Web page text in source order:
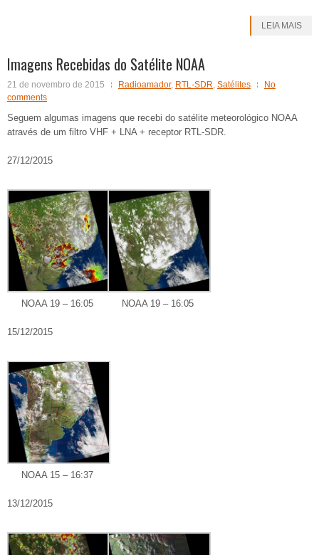
LEIA MAIS
Imagens Recebidas do Satélite NOAA
21 de novembro de 2015 Radioamador, RTL-SDR, Satélites
No
comments
Seguem algumas imagens que recebi do satélite meteorológico NOAA
através de um filtro VHF + LNA + receptor RTL-SDR.
27/12/2015
NOAA 19 – 16:05 NOAA 19 – 16:05
15/12/2015
NOAA 15 – 16:37
13/12/2015